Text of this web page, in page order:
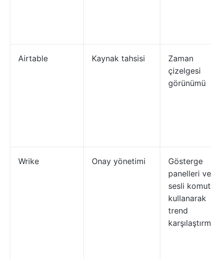
Airtable Kaynak tahsisi
Zaman
çizelgesi
görünümü
Wrike Onay yönetimi
Gösterge
panelleri ve
sesli
kullanarak
trend
karşılaştırması